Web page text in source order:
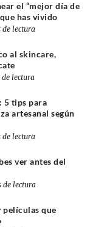
el “mejor día de
has vivido
de lectura
al skincare,
lectura
5 tips para
artesanal según
de lectura
ver antes del
de lectura
películas que